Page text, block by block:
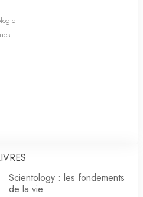
Scientology : les fondements
de la vie